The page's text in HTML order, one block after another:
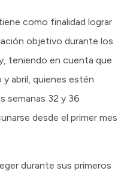
como finalidad lograr
objetivo durante los
teniendo en cuenta que
abril, quienes estén
semanas 32 y 36
desde el primer mes
durante sus primeros